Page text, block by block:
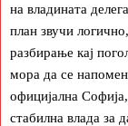
на владината
план звучи
разбирање кај
мора да се
официјална
стабилна влада за